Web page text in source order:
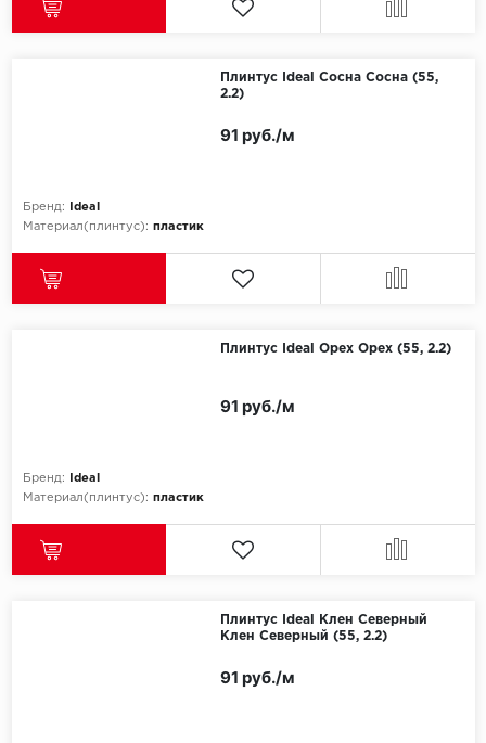
Плинтус Ideal Сосна Сосна (55,
2.2)
Бренд:
Ideal
Материал(плинтус): пластик
91 руб./м
Плинтус Ideal Орех Орех (55, 2.2)
Бренд:
Ideal
Материал(плинтус): пластик
91 руб./м
Плинтус Ideal Клен Северный
Клен Северный (55, 2.2)
91 руб./м